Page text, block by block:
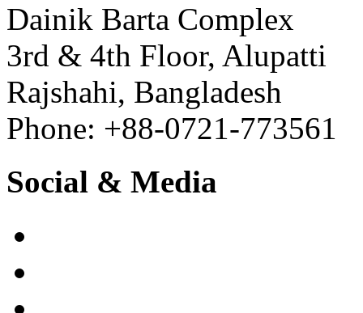
Dainik Barta Complex
3rd & 4th Floor, Alupatti
Rajshahi, Bangladesh
Phone: +88-0721-773561
Social & Media